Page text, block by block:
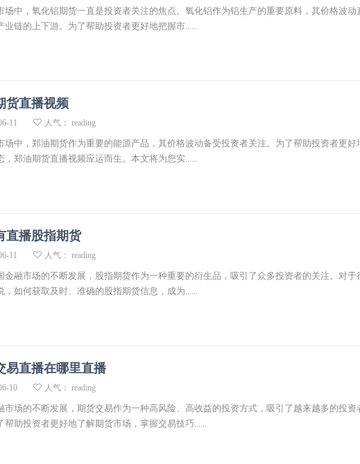
场中，氧化铝期货一直是投资者关注的焦点。氧化铝作为铝生产的重要原料，其价格波动
业链的上下游。为了帮助投资者更好地把握市......
货直播视频
11 人气： reading
场中，郑油期货作为重要的能源产品，其价格波动备受投资者关注。为了帮助投资者更好
，郑油期货直播视频应运而生。本文将为您实......
直播股指期货
11 人气： reading
金融市场的不断发展，股指期货作为一种重要的衍生品，吸引了众多投资者的关注。对于
，如何获取及时、准确的股指期货信息，成为......
易直播在哪里直播
10 人气： reading
市场的不断发展，期货交易作为一种高风险、高收益的投资方式，吸引了越来越多的投资
帮助投资者更好地了解期货市场，掌握交易技巧......